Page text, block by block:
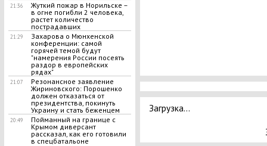
21:36
Жуткий пожар в Норильске –
в огне погибли 2 человека,
растет количество
пострадавших
21:29
Захарова о Мюнхенской
конференции: самой
горячей темой будут
"намерения России посеять
раздор в европейских
рядах"
21:07
Резонансное заявление
Жириновского: Порошенко
должен отказаться от
президентства, покинуть
Украину и стать беженцем
20:49
Пойманный на границе с
Крымом диверсант
рассказал, как его готовили
в спецбатальоне
Загрузка...